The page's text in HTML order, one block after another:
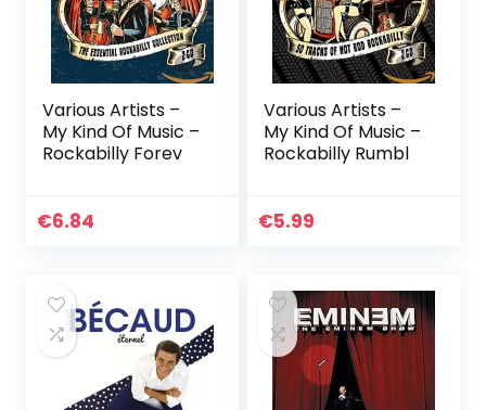
Various Artists –
My Kind Of Music –
Rockabilly Forev
€6.84
Various Artists –
My Kind Of Music –
Rockabilly Rumbl
€5.99